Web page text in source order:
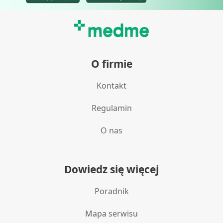
O firmie
Kontakt
Regulamin
O nas
Dowiedz się więcej
Poradnik
Mapa serwisu
Identyfikowanie urządzeń na podstawie
aktywnie żądanych informacji
Cele przetwarzania inne niż IAB:
Wydajność (Performance)